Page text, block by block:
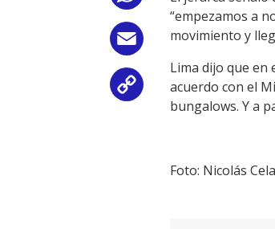
Email
Copy
“empezamos a
movimiento y
Lima dijo que en
acuerdo con el
bungalows. Y a
Foto: Nicolás